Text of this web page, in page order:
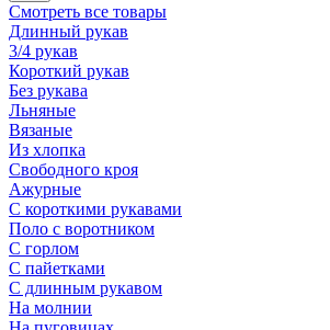
Смотреть все товары
Длинный рукав
3/4 рукав
Короткий рукав
Без рукава
Льняные
Вязаные
Из хлопка
Свободного кроя
Ажурные
С короткими рукавами
Поло с воротником
С горлом
С пайетками
С длинным рукавом
На молнии